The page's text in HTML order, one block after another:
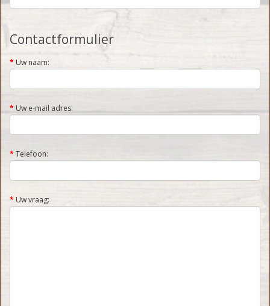
Contactformulier
Uw naam:
Uw e-mail adres:
Telefoon:
Uw vraag: